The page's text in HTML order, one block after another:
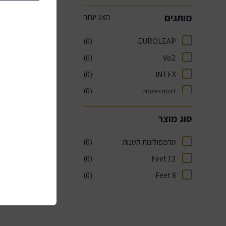
קייטנות ומחנות קיץ 2026
Summer Zone
בילוי, פנאי ולימודים
ספורט ובריאות
מסעדות וקולינריה
הטבות נופש
מותגים
EUROLEAP
(0)
Vo2
(0)
INTEX
(0)
maxsport
(0)
(0)
סוג מוצר
טרמפולינות קטנות
(0)
12 Feet
(0)
8 Feet
(0)